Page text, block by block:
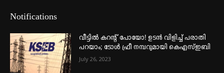
Notifications
വീട്ടില്‍ കറന്റ് പോയോ! ഉടന്‍ വിളിച്ച് പരാതി
പറയാം; ടോള്‍ ഫ്രീ നമ്പറുമായി കെഎസ്ഇബി
July 26, 2023